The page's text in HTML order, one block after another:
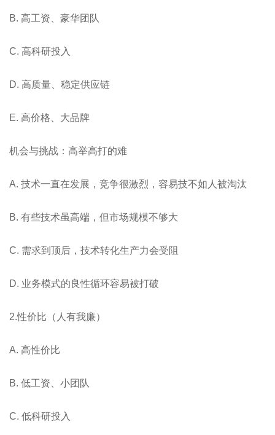
B. ⾼⼯资、豪华团队
C. ⾼科研投⼊
D. ⾼质量、稳定供应链
E. ⾼价格、⼤品牌
机会与挑战：高举高打的难
A. 技术一直在发展，竞争很激烈，容易技不如⼈被淘汰
B. 有些技术虽高端，但市场规模不够⼤
C. 需求到顶后，技术转化⽣产⼒会受阻
D. 业务模式的良性循环容易被打破
2.性价比（人有我廉）
A. ⾼性价⽐
B. 低⼯资、⼩团队
C. 低科研投⼊